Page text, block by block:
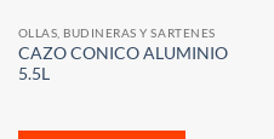
OLLAS, BUDINERAS Y SARTENES
CAZO CONICO ALUMINIO
5.5L